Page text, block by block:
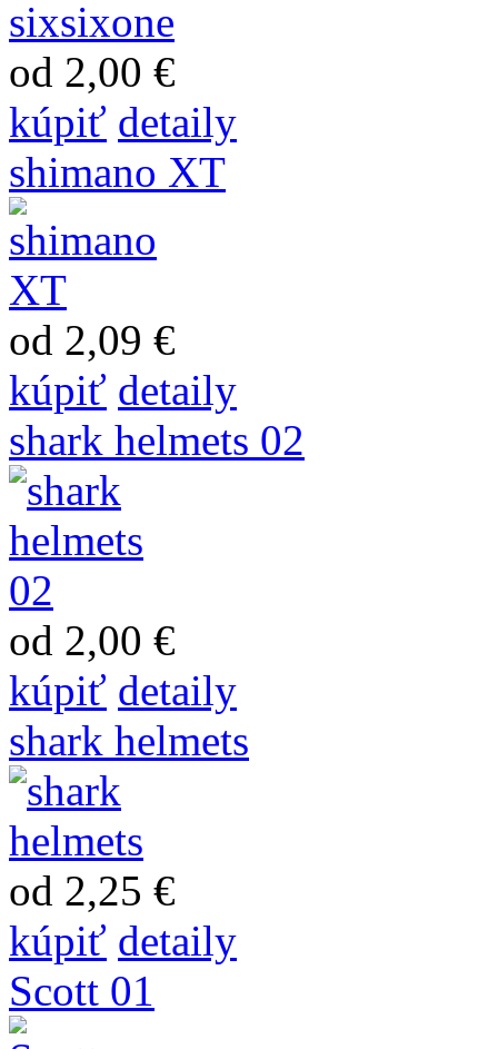
od 2,00 €
kúpiť detaily
shimano XT
od 2,09 €
kúpiť detaily
shark helmets 02
od 2,00 €
kúpiť detaily
shark helmets
od 2,25 €
kúpiť detaily
Scott 01